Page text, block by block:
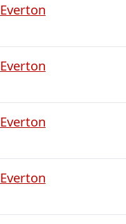
Everton
Everton
Everton
Everton